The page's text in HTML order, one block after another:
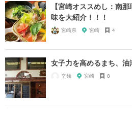
【宮崎オススめし：南
味を大紹介！！！
宮崎県 宮崎 4
女子力を高めるまち、
辛麺 宮崎 8